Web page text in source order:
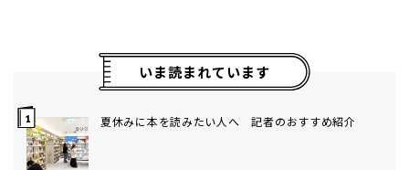
いま読まれています
夏休みに本を読みたい人へ 記者のおすすめ紹介